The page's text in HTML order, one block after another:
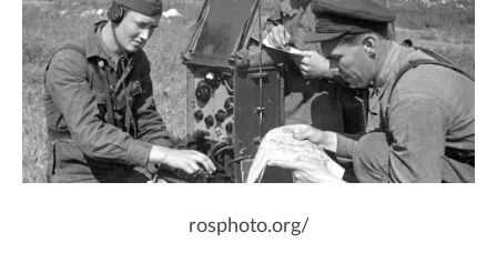
rosphoto.org/